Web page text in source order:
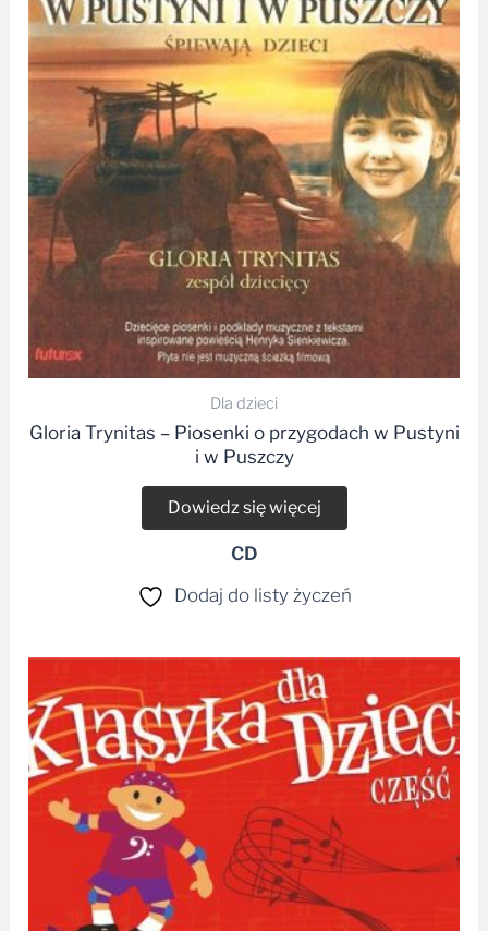
Dla dzieci
Gloria Trynitas – Piosenki o przygodach w Pustyni
i w Puszczy
Dowiedz się więcej
CD
Dodaj do listy życzeń